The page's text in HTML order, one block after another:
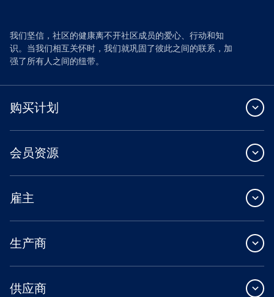
我们坚信，社区的健康离不开社区成员的爱心、行动和知
识。当我们相互关怀时，我们就巩固了彼此之间的联系，加
强了所有人之间的纽带。
购买计划
会员资源
雇主
生产商
供应商